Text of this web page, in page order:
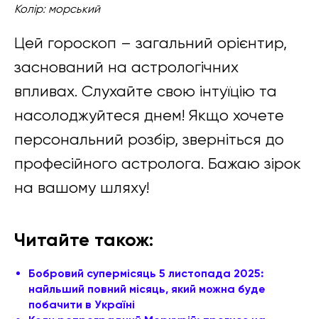
Колір: морський
Цей гороскоп – загальний орієнтир,
заснований на астрологічних
впливах. Слухайте свою інтуїцію та
насолоджуйтеся днем! Якщо хочете
персональний розбір, зверніться до
професійного астролога. Бажаю зірок
на вашому шляху!
Читайте також:
Бобровий супермісяць 5 листопада 2025:
найльший повний місяць, який можна буде
побачити в Україні